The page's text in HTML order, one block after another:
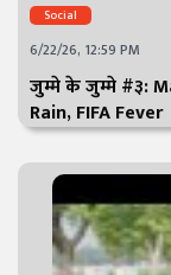
Social
6/22/26, 12:59 PM
जुम्मे के जुम्मे #३:
Rain, FIFA Fever